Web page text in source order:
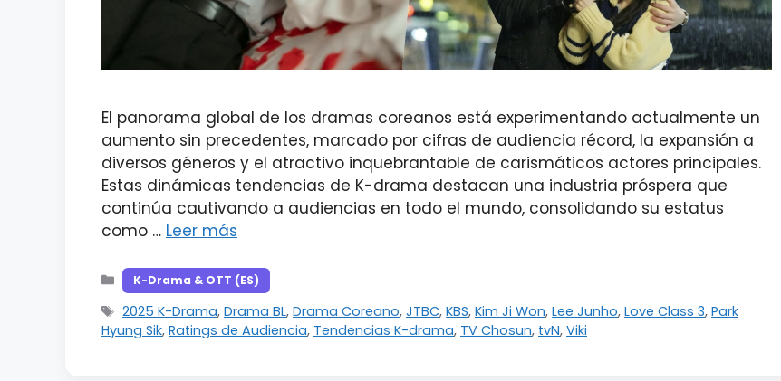
El panorama global de los dramas coreanos está experimentando actualmente un
aumento sin precedentes, marcado por cifras de audiencia récord, la expansión a
diversos géneros y el atractivo inquebrantable de carismáticos actores principales.
Estas dinámicas tendencias de K-drama destacan una industria próspera que
continúa cautivando a audiencias en todo el mundo, consolidando su estatus
como … Leer más
Categorías
K-Drama & OTT (ES)
Etiquetas
2025 K-Drama,Drama BL,Drama Coreano,JTBC,KBS,Kim Ji Won,Lee Junho,Love Class 3,Park
Hyung Sik, Ratings de Audiencia, Tendencias K-drama, TV Chosun, tvN, Viki